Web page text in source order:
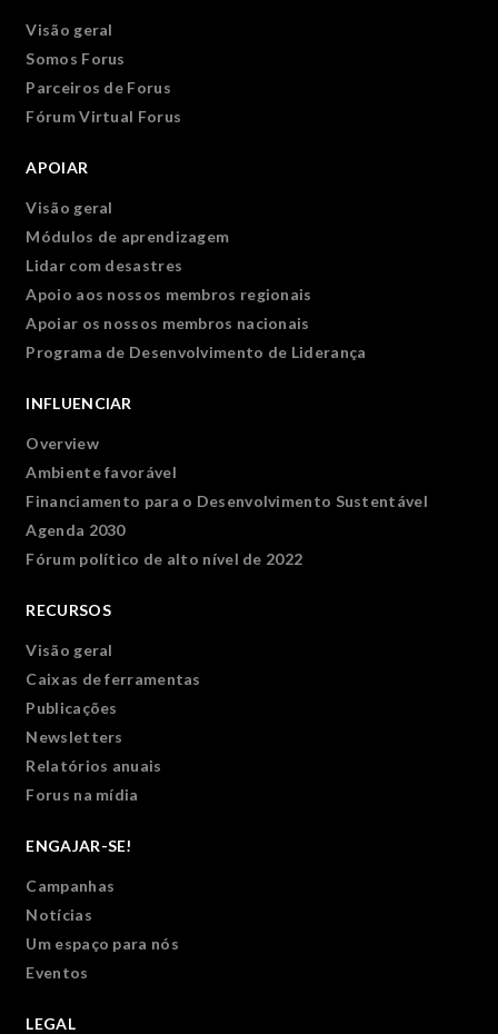
Visão geral
Somos Forus
Parceiros de Forus
Fórum Virtual Forus
APOIAR
Visão geral
Módulos de aprendizagem
Lidar com desastres
Apoio aos nossos membros regionais
Apoiar os nossos membros nacionais
Programa de Desenvolvimento de Liderança
INFLUENCIAR
Overview
Ambiente favorável
Financiamento para o Desenvolvimento Sustentável
Agenda 2030
Fórum político de alto nível de 2022
RECURSOS
Visão geral
Caixas de ferramentas
Publicações
Newsletters
Relatórios anuais
Forus na mídia
ENGAJAR-SE!
Campanhas
Notícias
Um espaço para nós
Eventos
LEGAL